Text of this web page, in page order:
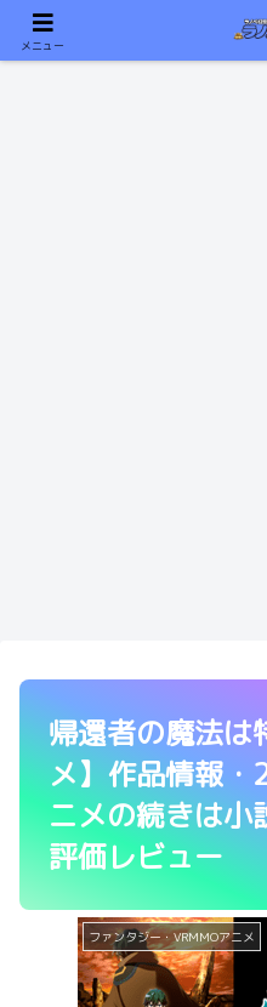
おすすめのライトノベ
帰還者の魔法は
メ】作品情報・
ニメの続きは小
評価レビュー
ファンタジー・VRMMOアニメ
メニュー